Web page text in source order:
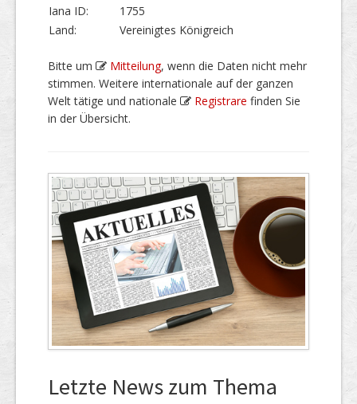
Iana ID:
1755
Land:
Vereinigtes Königreich
Bitte um Mitteilung, wenn die Daten nicht mehr
stimmen. Weitere internationale auf der ganzen
Welt tätige und nationale
Registrare finden Sie
in der Übersicht.
Letzte News zum Thema